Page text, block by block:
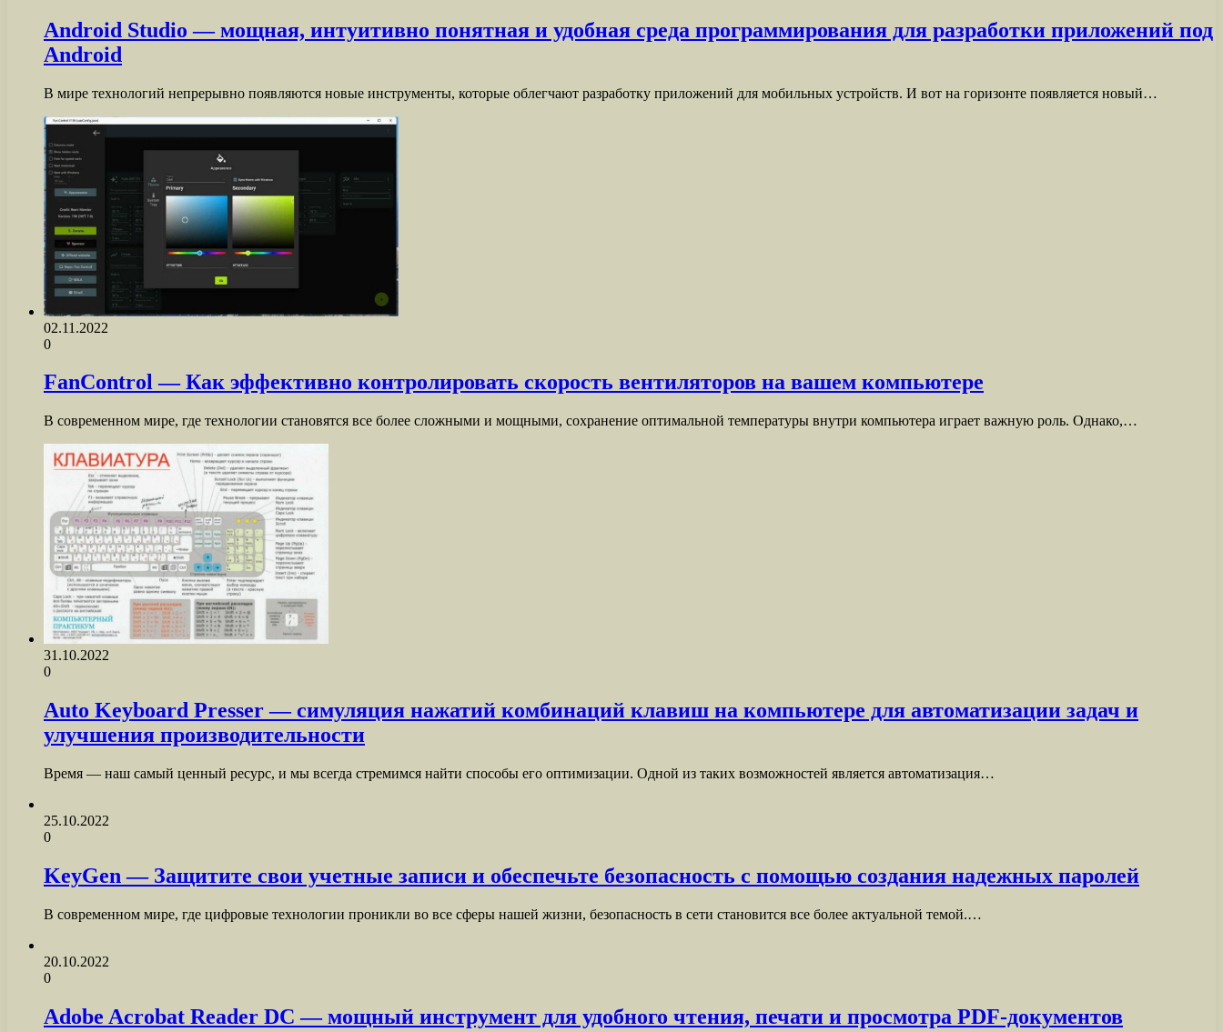
Android Studio — мощная, интуитивно понятная и удобная среда программирования для разработки приложений под
Android
В мире технологий непрерывно появляются новые инструменты, которые облегчают разработку приложений для мобильных устройств. И вот на горизонте появляется новый…
02.11.2022
0
FanControl — Как эффективно контролировать скорость вентиляторов на вашем компьютере
В современном мире, где технологии становятся все более сложными и мощными, сохранение оптимальной температуры внутри компьютера играет важную роль. Однако,…
31.10.2022
0
Auto Keyboard Presser — симуляция нажатий комбинаций клавиш на компьютере для автоматизации задач и
улучшения производительности
Время — наш самый ценный ресурс, и мы всегда стремимся найти способы его оптимизации. Одной из таких возможностей является автоматизация…
25.10.2022
0
KeyGen — Защитите свои учетные записи и обеспечьте безопасность с помощью создания надежных паролей
В современном мире, где цифровые технологии проникли во все сферы нашей жизни, безопасность в сети становится все более актуальной темой.…
20.10.2022
0
Adobe Acrobat Reader DC — мощный инструмент для удобного чтения, печати и просмотра PDF-документов